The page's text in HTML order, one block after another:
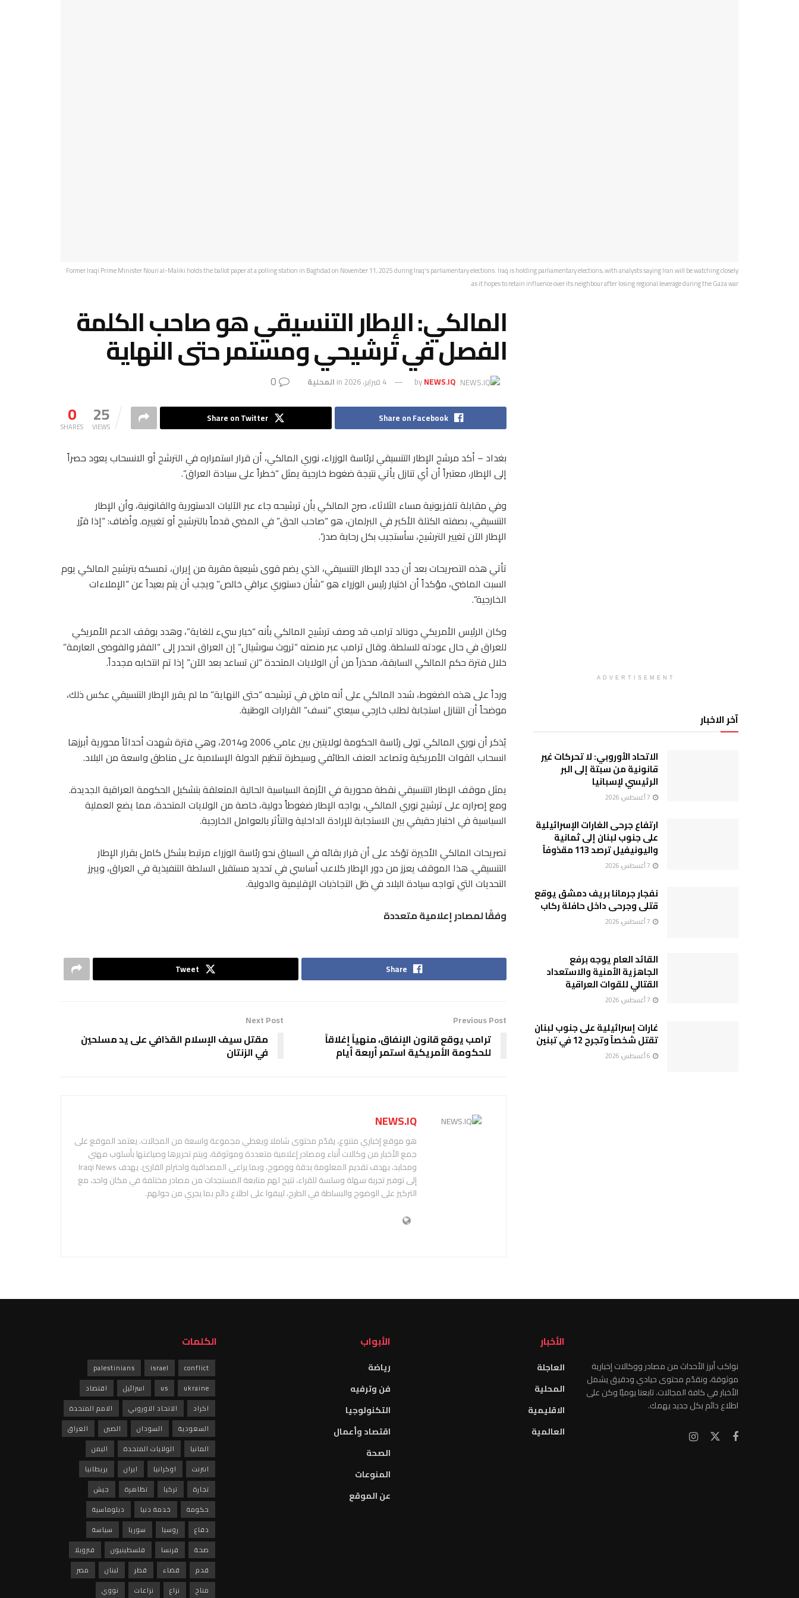
Former Iraqi Prime Minister Nouri al-Maliki holds the ballot paper at a polling station in Baghdad on November 11, 2025 during Iraq's parliamentary elections. Iraq is holding parliamentary elections, with analysts saying Iran will be watching closely
as it hopes to retain influence over its neighbour after losing regional leverage during the Gaza war.
المالكي: الإطار التنسيقي هو صاحب الكلمة
الفصل في ترشيحي ومستمر حتى النهاية
byNEWS.IQ 4 فبراير، 2026 in المحلية
0
SHARES 25
VIEWS
Share on Facebook
Share on Twitter
بغداد – أكد مرشح الإطار التنسيقي لرئاسة الوزراء، نوري المالكي، أن قرار استمراره في الترشح أو الانسحاب يعود حصراً
إلى الإطار، معتبراً أن أي تنازل يأتي نتيجة ضغوط خارجية يمثل “خطراً على سيادة العراق”.
وفي مقابلة تلفزيونية مساء الثلاثاء، صرح المالكي بأن ترشيحه جاء عبر الآليات الدستورية والقانونية، وأن الإطار
التنسيقي، بصفته الكتلة الأكبر في البرلمان، هو “صاحب الحق” في المضي قدماً بالترشيح أو تغييره. وأضاف: “إذا قرّر
الإطار الآن تغيير الترشيح، سأستجيب بكل رحابة صدر”.
تأتي هذه التصريحات بعد أن جدد الإطار التنسيقي، الذي يضم قوى شيعية مقربة من إيران، تمسكه بترشيح المالكي يوم
السبت الماضي، مؤكداً أن اختيار رئيس الوزراء هو “شأن دستوري عراقي خالص” ويجب أن يتم بعيداً عن “الإملاءات
الخارجية”.
وكان الرئيس الأمريكي دونالد ترامب قد وصف ترشيح المالكي بأنه “خيار سيء للغاية”، وهدد بوقف الدعم الأمريكي
للعراق في حال عودته للسلطة. وقال ترامب عبر منصته “تروث سوشيال” إن العراق انحدر إلى “الفقر والفوضى العارمة”
خلال فترة حكم المالكي السابقة، محذراً من أن الولايات المتحدة “لن تساعد بعد الآن” إذا تم انتخابه مجدداً.
ورداً على هذه الضغوط، شدد المالكي على أنه ماضٍ في ترشيحه “حتى النهاية” ما لم يقرر الإطار التنسيقي عكس ذلك،
موضحاً أن التنازل استجابة لطلب خارجي سيعني “نسف” القرارات الوطنية.
يُذكر أن نوري المالكي تولى رئاسة الحكومة لولايتين بين عامي 2006 و2014، وهي فترة شهدت أحداثاً محورية أبرزها
انسحاب القوات الأمريكية وتصاعد العنف الطائفي وسيطرة تنظيم الدولة الإسلامية على مناطق واسعة من البلاد.
يمثل موقف الإطار التنسيقي نقطة محورية في الأزمة السياسية الحالية المتعلقة بتشكيل الحكومة العراقية الجديدة.
ومع إصراره على ترشيح نوري المالكي، يواجه الإطار ضغوطاً دولية، خاصة من الولايات المتحدة، مما يضع العملية
السياسية في اختبار حقيقي بين الاستجابة للإرادة الداخلية والتأثر بالعوامل الخارجية.
تصريحات المالكي الأخيرة تؤكد على أن قرار بقائه في السباق نحو رئاسة الوزراء مرتبط بشكل كامل بقرار الإطار
التنسيقي. هذا الموقف يعزز من دور الإطار كلاعب أساسي في تحديد مستقبل السلطة التنفيذية في العراق، ويبرز
التحديات التي تواجه سيادة البلاد في ظل التجاذبات الإقليمية والدولية.
وفقًا لمصادر إعلامية متعددة
Share
Tweet
Previous Post
ترامب يوقع قانون الإنفاق، منهياً إغلاقاً
للحكومة الأمريكية استمر أربعة أيام
Next Post
مقتل سيف الإسلام القذافي على يد مسلحين
في الزنتان
NEWS.IQ
هو موقع إخباري متنوع، يقدّم محتوى شاملا ويغطي مجموعة واسعة من المجالات. يعتمد الموقع على
جمع الأخبار من وكالات أنباء ومصادر إعلامية متعددة وموثوقة، ويتم تحريرها وصياغتها بأسلوب مهني
ومحايد، بهدف تقديم المعلومة بدقة ووضوح، وبما يراعي المصداقية واحترام القارئ. يهدف Iraqi News
إلى توفير تجربة سهلة وسلسة للقراء، تتيح لهم متابعة المستجدات من مصادر مختلفة في مكان واحد، مع
التركيز على الوضوح والبساطة في الطرح، ليبقوا على اطلاع دائم بما يجري من حولهم.
ADVERTISEMENT
آخر الاخبار
الاتحاد الأوروبي: لا تحركات غير
قانونية من سبتة إلى البر
الرئيسي لإسبانيا
ارتفاع جرحى الغارات الإسرائيلية
على جنوب لبنان إلى ثمانية
واليونيفيل ترصد 113 مقذوفاً
نفجار جرمانا بريف دمشق يوقع
قتلى وجرحى داخل حافلة ركاب
القائد العام يوجه برفع
الجاهزية الأمنية والاستعداد
القتالي للقوات العراقية
غارات إسرائيلية على جنوب لبنان
تقتل شخصاً وتجرح 12 في تبنين
نواكب أبرز الأحداث من مصادر ووكالات إخبارية
موثوقة، ونقدّم محتوى حيادي ودقيق يشمل
الأخبار في كافة المجالات. تابعنا يوميًا وكن على
اطلاع دائم بكل جديد يهمك.
الأخبار
العاجلة
المحلية
الاقليمية
العالمية
الأبواب
رياضة
فن وترفيه
التكنولوجيا
اقتصاد وأعمال
الصحة
المنوعات
عن الموقع
الكلمات
conflict
israel
palestinians
ukraine
us اسرائيل
اقتصاد
اكراد
الاتحاد الاوروبي
الامم المتحدة
السعودية
السودان الصين
العراق
المانيا
الولايات المتحدة
اليمن
انترنت
اوكرانيا ايران
بريطانيا
تجارة
تركيا تظاهرة
جيش
حكومة
خدمة دنيا
دبلوماسية
دفاع
روسيا سوريا
سياسة
صحة
فرنسا فلسطينيون
فنزويلا
قدم
قضاء قطر لبنان
مصر
مناخ
نزاع نزاعات نووي